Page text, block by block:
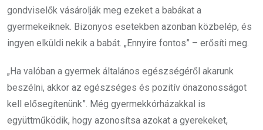
gondviselők vásárolják meg ezeket a babákat a
gyermekeiknek. Bizonyos esetekben azonban közbelép, és
ingyen elküldi nekik a babát. „Ennyire fontos” – erősíti meg.
„Ha valóban a gyermek általános egészségéről akarunk
beszélni, akkor az egészséges és pozitív önazonosságot
kell elősegítenünk”. Még gyermekkórházakkal is
együttműködik, hogy azonosítsa azokat a gyerekeket,